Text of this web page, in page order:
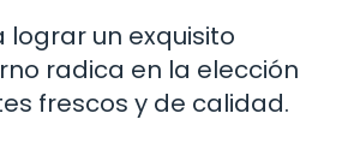
lograr un exquisito
radica en la elección
frescos y de calidad.